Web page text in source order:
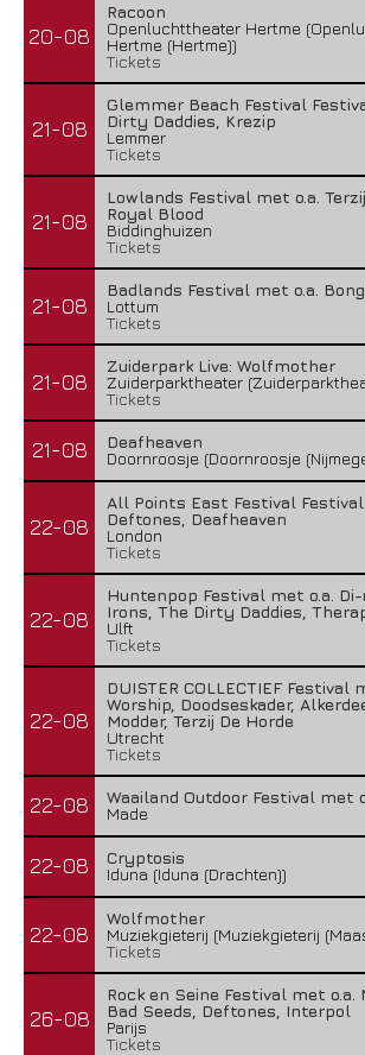
20-08
Racoon
Openluchttheater Hertme
Hertme (Hertme))
Tickets
21-08
Glemmer Beach Festival
Dirty Daddies, Krezip
Lemmer
Tickets
21-08
Lowlands Festival met o.a.
Royal Blood
Biddinghuizen
Tickets
21-08
Badlands Festival met o.a.
Lottum
Tickets
21-08
Zuiderpark Live: Wolfmother
Zuiderparktheater
Tickets
21-08
Deafheaven
Doornroosje (Doornroosje
22-08
All Points East Festival Festival
Deftones, Deafheaven
London
Tickets
22-08
Huntenpop Festival met o.a.
Irons, The Dirty Daddies,
Ulft
Tickets
22-08
DUISTER COLLECTIEF Festival
Worship, Doodseskader,
Modder, Terzij De Horde
Utrecht
Tickets
22-08
Waailand Outdoor Festival met
Made
22-08
Cryptosis
Iduna (Iduna (Drachten))
22-08
Wolfmother
Muziekgieterij (Muziekgieterij
Tickets
26-08
Rock en Seine Festival met o.a.
Bad Seeds, Deftones, Interpol
Parijs
Tickets